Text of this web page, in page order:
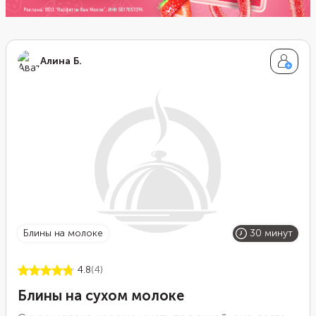
Алина Б.
блины на молоке 30 минут
4.8(4)
Блины на сухом молоке